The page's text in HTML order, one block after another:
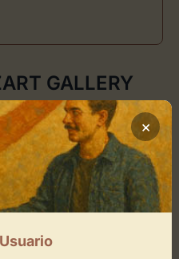
GALLERY
×
×